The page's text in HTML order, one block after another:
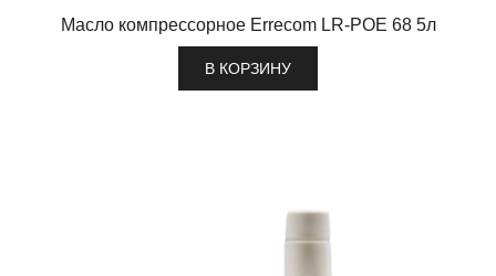
Масло компрессорное Errecom LR-POE 68 5л
В КОРЗИНУ